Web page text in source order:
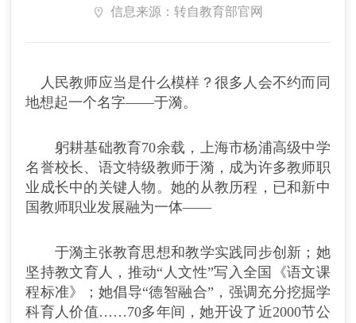
信息来源：转自教育部官网
人民教师应当是什么模样？很多人会不约而同
地想起一个名字——于漪。
躬耕基础教育70余载，上海市杨浦高级中学
名誉校长、语文特级教师于漪，成为许多教师职
业成长中的关键人物。她的从教历程，已和新中
国教师职业发展融为一体——
于漪主张教育思想和教学实践同步创新；她
坚持教文育人，推动“人文性”写入全国《语文课
程标准》；她倡导“德智融合”，强调充分挖掘学
科育人价值……70多年间，她开设了近2000节公